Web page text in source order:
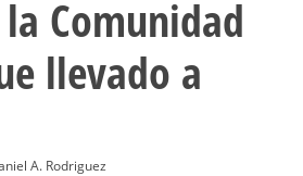
Comunidad
llevado a
A. Rodriguez